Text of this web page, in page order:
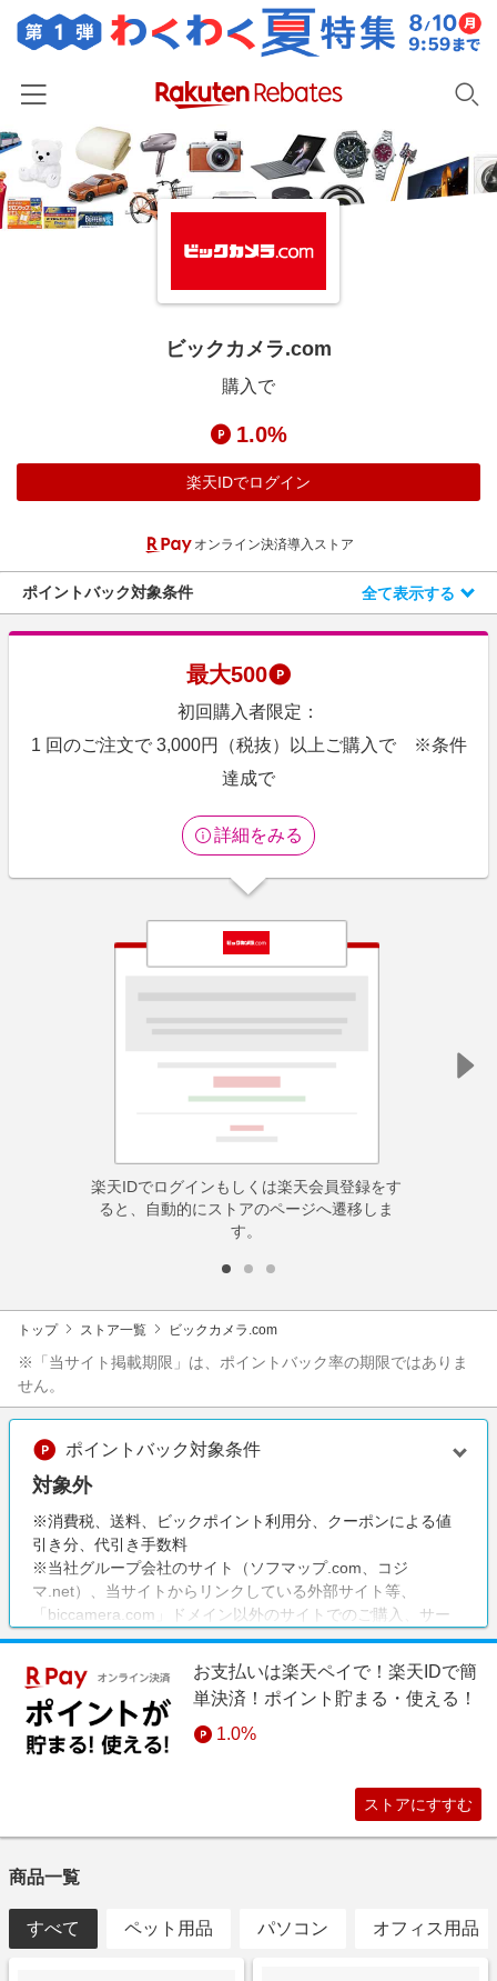
ホーム
カテゴリー一覧
ファッション・インナー・小物
日用品・キッチン用品
家電・PC・スマホ・カメラ
スポーツ・アウトドア・ゴルフ
インテリア・寝具
ペット・花・DIY・車
リーベイツ注目ストア
お中元特集2026
わくわく夏特集
とことん買い物チャレンジ
Apple公式サイト×楽天カード分割払い
Qoo10メガポ
ビックカメラ.com
購入で
1.0%
楽天IDでログイン
オンライン決済導入ストア
ポイントバック対象条件 全て表示する
最大500
初回購入者限定：
1 回のご注文で 3,000円（税抜）以上ご購入で ※条件
達成で
詳細をみる
楽天IDでログインもしくは楽天会員登録をす
ると、自動的にストアのページへ遷移しま
す。
トップ ストア一覧 ビックカメラ.com
※「当サイト掲載期限」は、ポイントバック率の期限ではありま
せん。
ポイントバック対象条件
対象外
※消費税、送料、ビックポイント利用分、クーポンによる値
引き分、代引き手数料
※当社グループ会社のサイト（ソフマップ.com、コジ
マ.net）、当サイトからリンクしている外部サイト等、
「biccamera.com」ドメイン以外のサイトでのご購入、サー
ビス（商品の店舗取り置き）、ビック酒販、ビックカメラリ
お支払いは楽天ペイで！楽天IDで簡
単決済！ポイント貯まる・使える！
1.0%
ストアにすすむ
商品一覧
すべて ペット用品 パソコン オフィス用品